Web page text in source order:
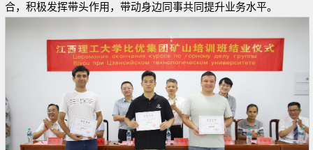
合，积极发挥带头作用，带动身边同事共同提升业务水平。